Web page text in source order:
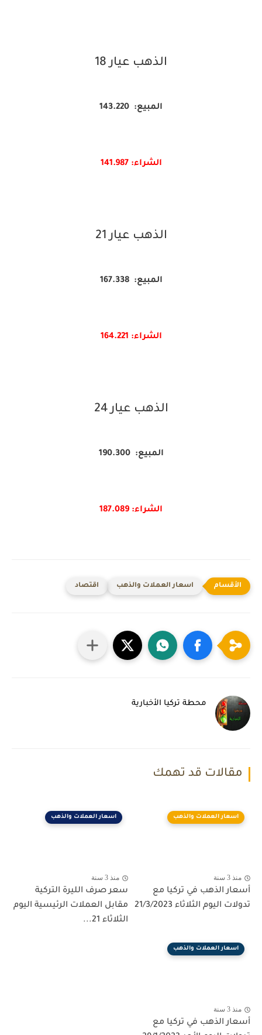
الذهب عيار 18
المبيع: 143.220
الشراء: 141.987
الذهب عيار 21
المبيع: 167.338
الشراء: 164. 221
الذهب عيار 24
المبيع: 190.300
الشراء: 187.089
اسعار العملات والذهب اقتصاد
محطة تركيا الأخبارية
مقالات قد تهمك
اسعار العملات والذهب
منذ 3 سنة
أسعار الذهب في تركيا مع
تدولات اليوم الثلاثاء 21/3/2023
اسعار العملات والذهب
منذ 3 سنة
سعر صرف الليرة التركية
مقابل العملات الرئيسية اليوم
الثلاثاء 21...
اسعار العملات والذهب
منذ 3 سنة
أسعار الذهب في تركيا مع